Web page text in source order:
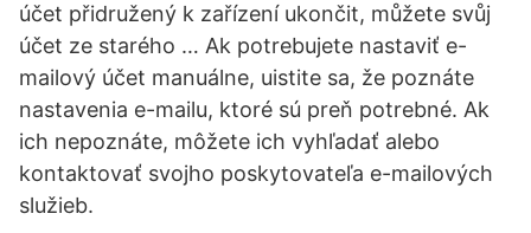
účet přidružený k zařízení ukončit, můžete svůj
účet ze starého … Ak potrebujete nastaviť e-
mailový účet manuálne, uistite sa, že poznáte
nastavenia e-mailu, ktoré sú preň potrebné. Ak
ich nepoznáte, môžete ich vyhľadať alebo
kontaktovať svojho poskytovateľa e-mailových
služieb.